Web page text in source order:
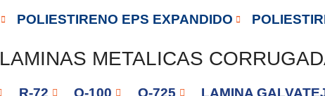
POLIESTIRENO EPS EXPANDIDO
LAMINAS METALICAS
R-72 O-100 O-725 LAMINA